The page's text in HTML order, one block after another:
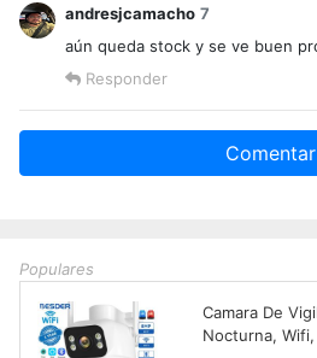
andresjcamacho 7
aún queda stock y se ve buen
Responder
Comentar
Populares
Camara De
Nocturna,